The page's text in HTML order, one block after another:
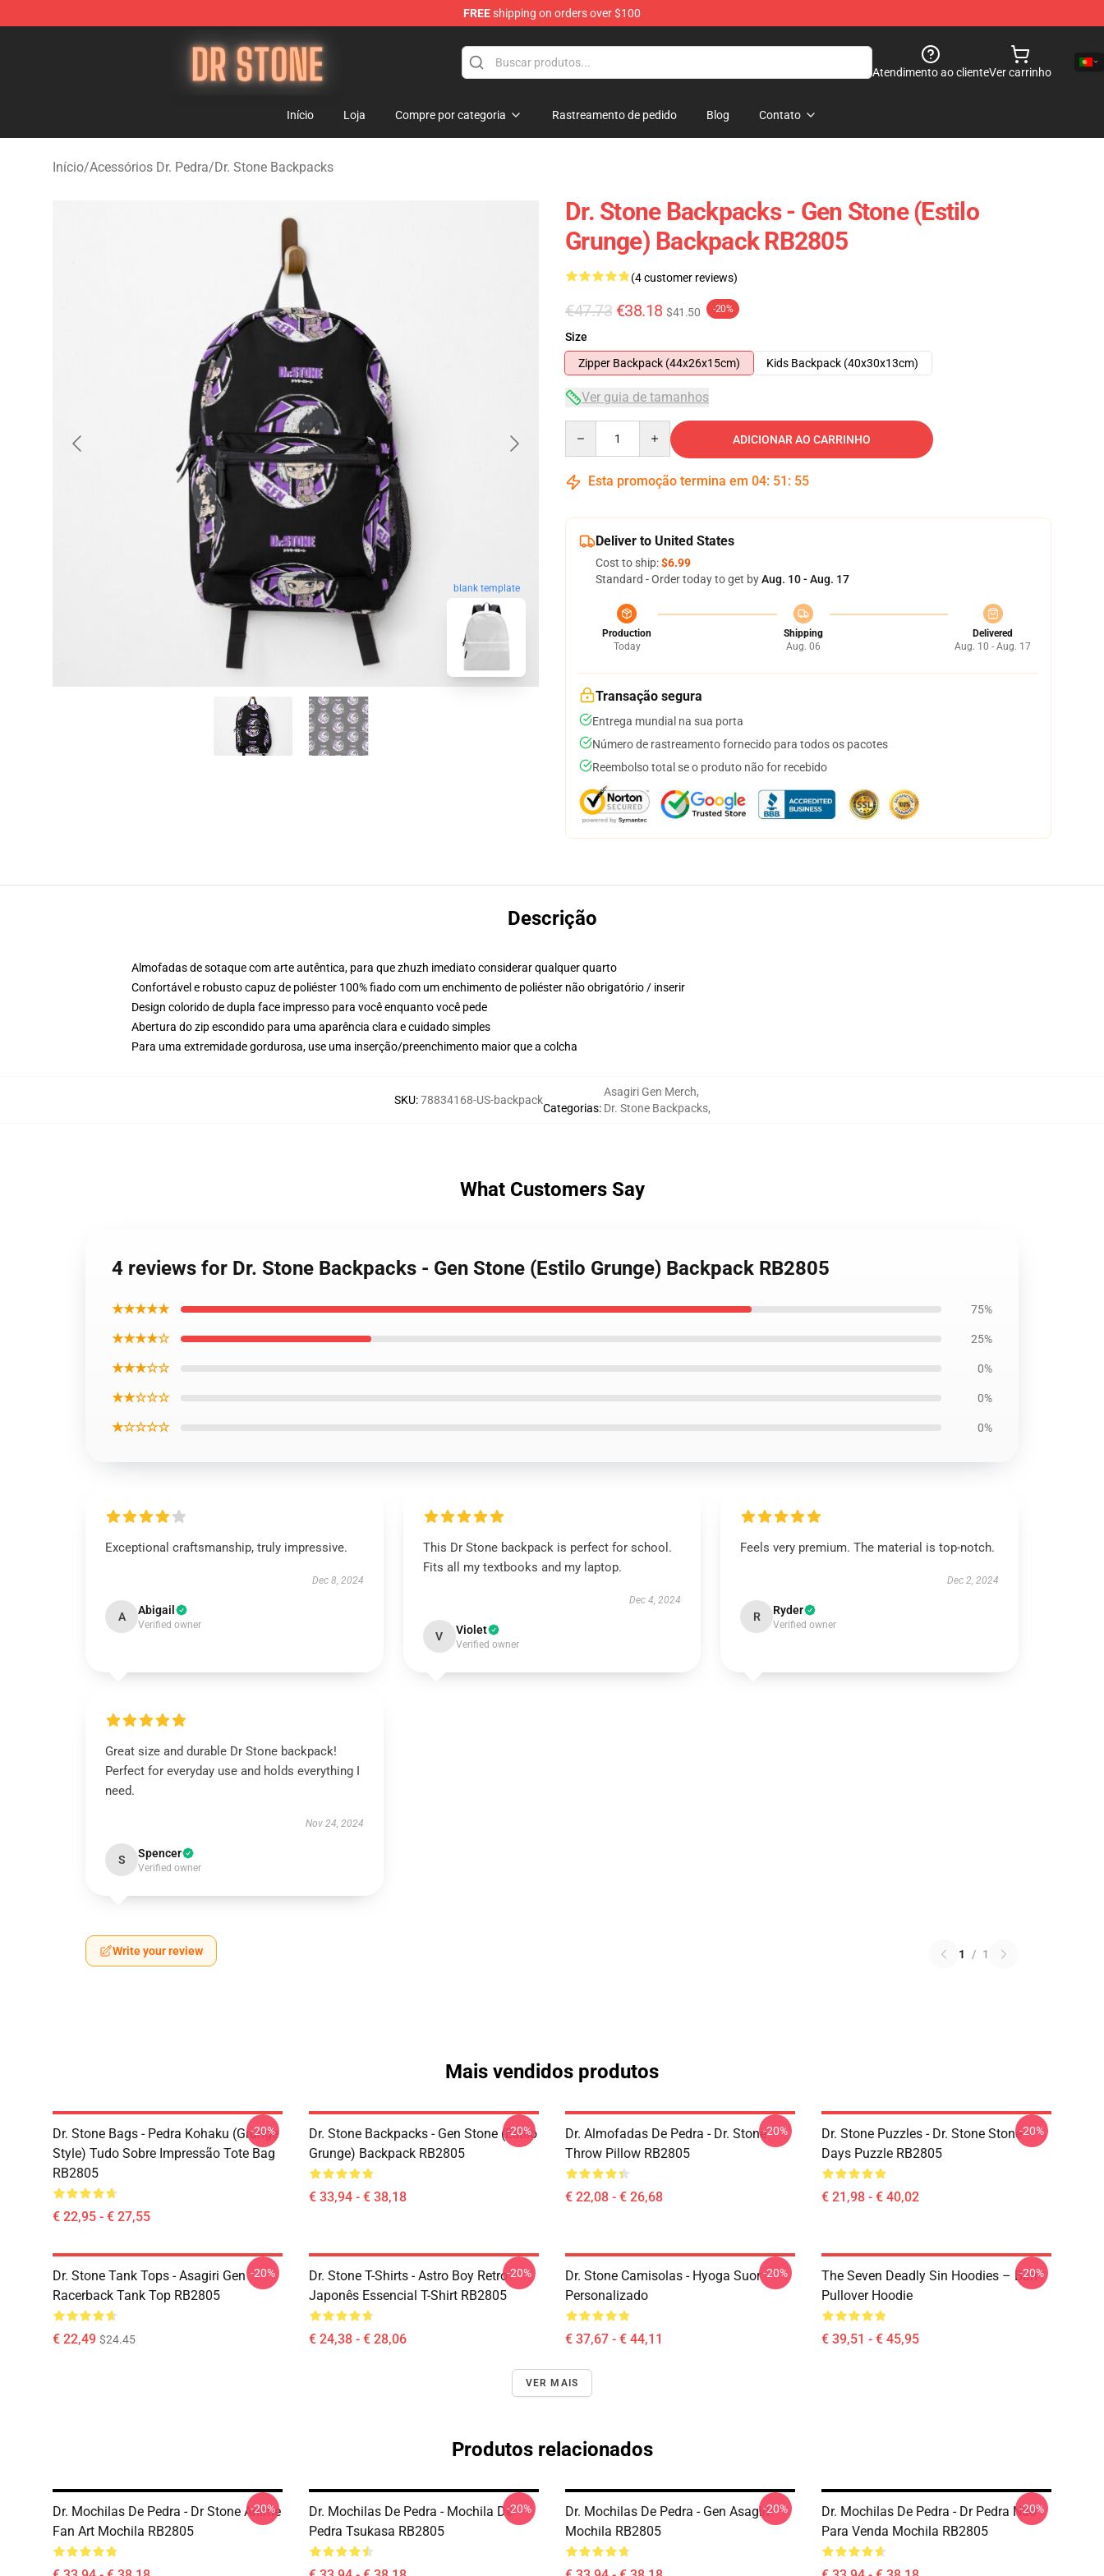
FREEshipping on orders over $100
Dr Stone Store - Official Dr Stone Merchandise Shop
Atendimento ao clienteVer carrinho
Início Loja Compre por categoria Rastreamento de pedido Blog Contato
Início/Acessórios Dr. Pedra/Dr. Stone Backpacks
blank template
Dr. Stone Backpacks - Gen Stone (Estilo
Grunge) Backpack RB2805
(4 customer reviews)
€47.73 €38.18 $41.50 -20%
Size
Zipper Backpack (44x26x15cm)
Kids Backpack (40x30x13cm)
Ver guia de tamanhos
ADICIONAR AO CARRINHO
Esta promoção termina em 04: 51 : 54
Deliver to United States
Cost to ship:$6.99
Standard - Order today to get byAug. 10 - Aug. 17
Production
Today
Shipping
Aug. 06
Delivered
Aug. 10 - Aug. 17
Transação segura
Entrega mundial na sua porta
Número de rastreamento fornecido para todos os pacotes
Reembolso total se o produto não for recebido
Descrição
Almofadas de sotaque com arte autêntica, para que zhuzh imediato considerar qualquer quarto
Confortável e robusto capuz de poliéster 100% fiado com um enchimento de poliéster não obrigatório / inserir
Design colorido de dupla face impresso para você enquanto você pede
Abertura do zip escondido para uma aparência clara e cuidado simples
Para uma extremidade gordurosa, use uma inserção/preenchimento maior que a colcha
SKU:78834168-US-backpack
Categorias:
Asagiri Gen Merch,
Dr. Stone Backpacks,
What Customers Say
4 reviews for Dr. Stone Backpacks - Gen Stone (Estilo Grunge) Backpack RB2805
★★★★★ 75%
★★★★☆ 25%
★★★☆☆ 0%
★★☆☆☆ 0%
★☆☆☆☆ 0%
Exceptional craftsmanship, truly impressive.
Dec 8, 2024
A Abigail
Verified owner
This Dr Stone backpack is perfect for school.
Fits all my textbooks and my laptop.
Dec 4, 2024
V Violet
Verified owner
Feels very premium. The material is top-notch.
Dec 2, 2024
R Ryder
Verified owner
Great size and durable Dr Stone backpack!
Perfect for everyday use and holds everything I
need.
Nov 24, 2024
S Spencer
Verified owner
Write your review 1 / 1
Mais vendidos produtos
Dr. Stone Bags - Pedra Kohaku (Grunge
Style) Tudo Sobre Impressão Tote Bag
RB2805
€ 22,95 - € 27,55
-20%
Dr. Stone Backpacks - Gen Stone (Estilo
Grunge) Backpack RB2805
€ 33,94 - € 38,18
-20%
Dr. Almofadas De Pedra - Dr. Stone
Throw Pillow RB2805
€ 22,08 - € 26,68
-20%
Dr. Stone Puzzles - Dr. Stone Stone
Days Puzzle RB2805
€ 21,98 - € 40,02
-20%
Dr. Stone Tank Tops - Asagiri Gen
Racerback Tank Top RB2805
€ 22,49 $24.45
-20%
Dr. Stone T-Shirts - Astro Boy Retro
Japonês Essencial T-Shirt RB2805
€ 24,38 - € 28,06
-20%
Dr. Stone Camisolas - Hyoga Suor
Personalizado
€ 37,67 - € 44,11
-20%
The Seven Deadly Sin Hoodies – Ban
Pullover Hoodie
€ 39,51 - € 45,95
-20%
VER MAIS
Produtos relacionados
Dr. Mochilas De Pedra - Dr Stone Anime
Fan Art Mochila RB2805
-20%
Dr. Mochilas De Pedra - Mochila De
Pedra Tsukasa RB2805
-20%
Dr. Mochilas De Pedra - Gen Asagiri
Mochila RB2805
-20%
Dr. Mochilas De Pedra - Dr Pedra Não
Para Venda Mochila RB2805
-20%